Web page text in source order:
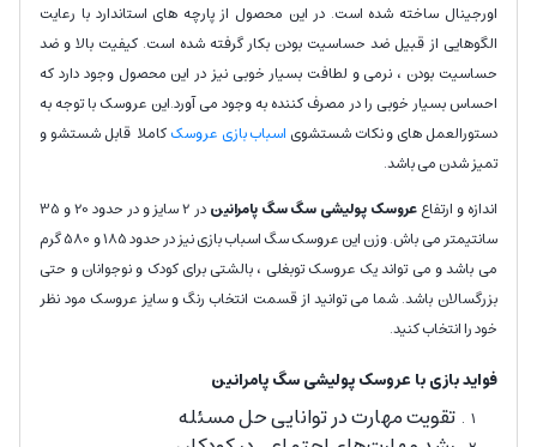
اورجینال ساخته شده است. در این محصول از پارچه های استاندارد با رعایت
الگوهایی از قبیل ضد حساسیت بودن بکار گرفته شده است. کیفیت بالا و ضد
حساسیت بودن ، نرمی و لطافت بسیار خوبی نیز در این محصول وجود دارد که
احساس بسیار خوبی را در مصرف کننده به وجود می آورد.این عروسک با توجه به
دستورالعمل های و نکات شستشوی اسباب بازی عروسککاملا قابل شستشو و
تمیز شدن می باشد.
اندازه و ارتفاععروسک پولیشی سگ سگ پامرانین
در 2 سایز و در حدود 20 و 35
سانتیمتر می باش. وزن این عروسک سگ اسباب بازی نیز در حدود 185 و 580 گرم
می باشد و می تواند یک عروسک توبغلی ، بالشتی برای کودک و نوجوانان و حتی
بزرگسالان باشد. شما می توانید از قسمت انتخاب رنگ و سایز عروسک مود نظر
خود را انتخاب کنید.
فواید بازی با عروسک پولیشی سگ پامرانین
تقویت مهارت در توانایی حل مسئله